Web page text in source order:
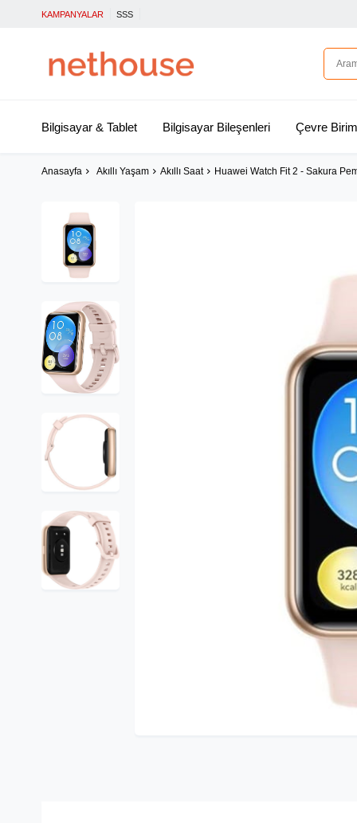
KAMPANYALAR SSS
Bilgisayar & Tablet Bilgisayar Bileşenleri Çevre
Anasayfa Akıllı Yaşam Akıllı Saat Huawei Watch Fit 2 - Sakura